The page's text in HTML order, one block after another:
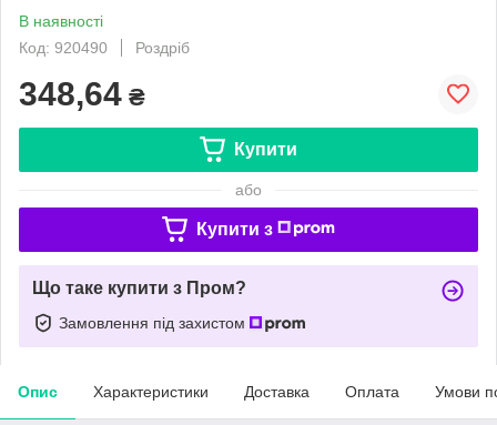
В наявності
Код: 920490
Роздріб
348,64 ₴
Купити
або
Купити з
Що таке купити з Пром?
Замовлення під захистом
Опис Характеристики Доставка Оплата Умови